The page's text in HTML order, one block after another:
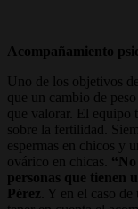
Acompañamiento
Uno de los objetivos
que un cambio de
que valorar. El equipo
sobre la fertilidad.
espermas en chicos y
ovárico en chicas.
personas que tienen
Pérez . Y en el caso